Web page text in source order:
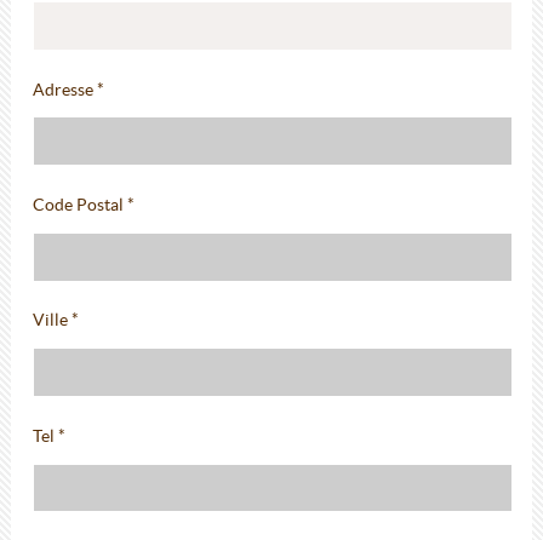
Adresse *
Code Postal *
Ville *
Tel *